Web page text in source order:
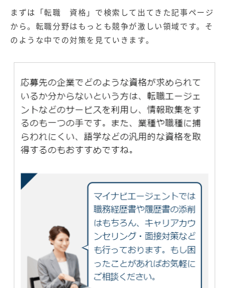
まずは「転職 資格」で検索して出てきた記事ページ
から。転職分野はもっとも競争が激しい領域です。そ
のような中での対策を見ていきます。